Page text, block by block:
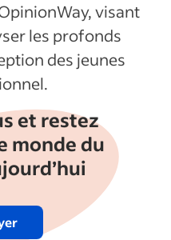
visant
les profonds
des jeunes
et restez
monde du